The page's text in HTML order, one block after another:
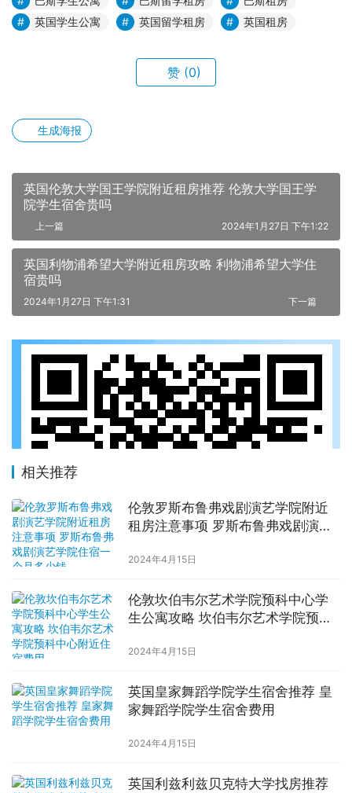
英国学生公寓
英国留学租房 英国租房
赞 (0)
生成海报
英国伦敦大学国王学院附近租房推荐 伦敦大学国王学
院学生宿舍贵吗
上一篇 2024年1月27日 下午1:22
英国利物浦希望大学附近租房攻略 利物浦希望大学住
宿贵吗
下一篇
2024年1月27日 下午1:31
相关推荐
伦敦罗斯布鲁弗戏剧演艺学院附近
租房注意事项 罗斯布鲁弗戏剧演艺
2024年4月15日
伦敦坎伯韦尔艺术学院预科中心学
生公寓攻略 坎伯韦尔艺术学院预科
2024年4月15日
英国皇家舞蹈学院学生宿舍推荐 皇
家舞蹈学院学生宿舍费用
2024年4月15日
英国利兹利兹贝克特大学找房推荐